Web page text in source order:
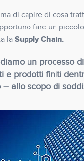
di capire di cosa
fare un
la Supply Chain.
un processo
e prodotti finiti
– allo scopo di